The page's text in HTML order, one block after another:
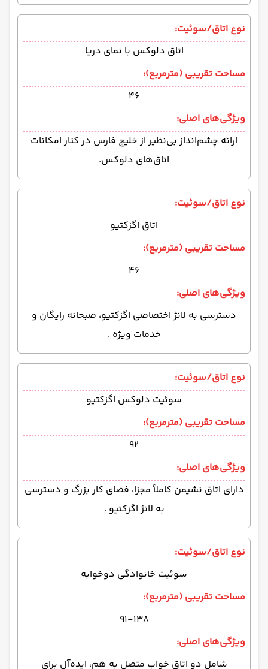
نوع اتاق/سوئیت:
اتاق دلوکس با نمای دریا
مساحت تقریبی (مترمربع):
۴۶
ویژگی‌های اصلی:
ارائه چشم‌انداز بی‌نظیر از خلیج فارس در کنار امکانات
اتاق‌های دلوکس.
نوع اتاق/سوئیت:
اتاق اگزکتیو
مساحت تقریبی (مترمربع):
۴۶
ویژگی‌های اصلی:
دسترسی به لانژ اختصاصی اگزکتیو، صبحانه رایگان و
خدمات ویژه .
نوع اتاق/سوئیت:
سوئیت دلوکس اگزکتیو
مساحت تقریبی (مترمربع):
۹۲
ویژگی‌های اصلی:
دارای اتاق نشیمن کاملاً مجزا، فضای کار بزرگ و دسترسی
به لانژ اگزکتیو .
نوع اتاق/سوئیت:
سوئیت خانوادگی دوخوابه
مساحت تقریبی (مترمربع):
۹۱-۱۳۸
ویژگی‌های اصلی:
شامل دو اتاق خواب متصل به هم، ایده‌آل برای